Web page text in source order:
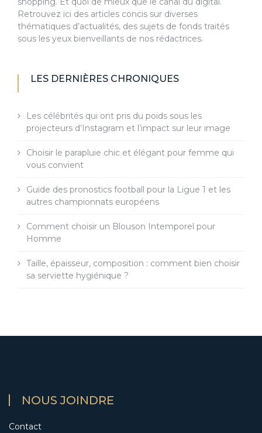
Retrouvez ici des articles concis sur diverses
thématiques d’actualités, des sujets de fonds traités
sous les yeux bienveillants de nos rédactrices.
LES DERNIÈRES CHRONIQUES
Les célébrités qui ont pris du poids sous les
projecteurs d’Instagram et l’impact sur leur image
Choisir le parapluie chic et élégant pour femme qui
vous convient
Guide des pronostics football pour la Ligue 1 et les
autres championnats européens
Comment choisir un Blouson Intemporel pour
Homme
Taille, épaisseur, composition : comment bien choisir
sa serviette hygiénique ?
NOUS JOINDRE
Contact